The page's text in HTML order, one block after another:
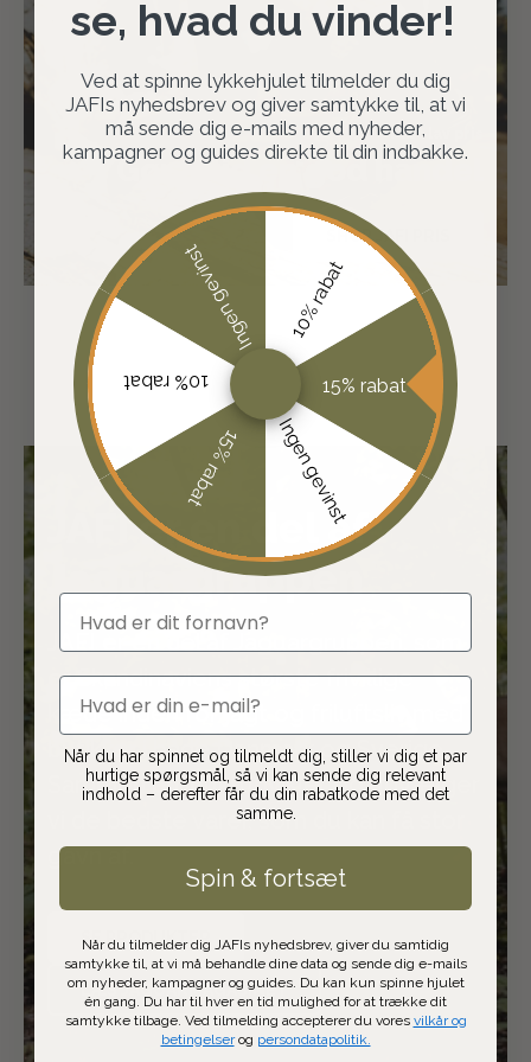
Fast lav pris
Gør altid en god handel
SHOP JAFI PRIS
JAFI er en del af
Jaguargruppen
JAFI er en del af Jaguargruppen, som
er Skandinaviens største frivillige
kæde inden for jagt og friluftsliv med
butikker i både Danmark og Sverige.
Sammen produktudvikler og udvælger
vi de bedste varer, som du kan få stor
gavn af.
SE PRODUKTER
LÆS JAGUARMAGASINET
se, hvad du vinder!
Ved at spinne lykkehjulet tilmelder du dig
JAFIs nyhedsbrev og giver samtykke til, at vi
må sende dig e-mails med nyheder,
kampagner og guides direkte til din indbakke.
10% rabat
15% rabat
Ingen gevinst
15% rabat
10% rabat
Ingen gevinst
fornavn
email
Når du har spinnet og tilmeldt dig, stiller vi dig et par
hurtige spørgsmål, så vi kan sende dig relevant
indhold – derefter får du din rabatkode med det
samme.
Spin & fortsæt
Når du tilmelder dig JAFIs nyhedsbrev, giver du samtidig
samtykke til, at vi må behandle dine data og sende dig e-mails
om nyheder, kampagner og guides. Du kan kun spinne hjulet
én gang. Du har til hver en tid mulighed for at trække dit
samtykke tilbage. Ved tilmelding accepterer du vores vilkår og
betingelserog persondatapolitik.